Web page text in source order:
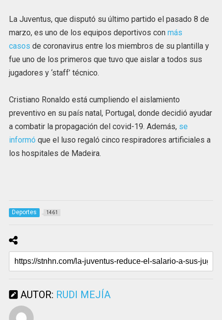
La Juventus, que disputó su último partido el pasado 8 de
marzo, es uno de los equipos deportivos con más
casos de coronavirus entre los miembros de su plantilla y
fue uno de los primeros que tuvo que aislar a todos sus
jugadores y ‘staff’ técnico.
Cristiano Ronaldo está cumpliendo el aislamiento
preventivo en su país natal, Portugal, donde decidió ayudar
a combatir la propagación del covid-19. Además, se
informó que el luso regaló cinco respiradores artificiales a
los hospitales de Madeira.
Deportes 1461
AUTOR: RUDI MEJÍA